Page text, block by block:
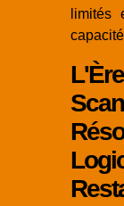
limités